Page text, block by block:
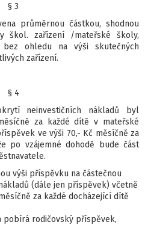
§ 3
průměrnou částkou, shodnou
škol. zařízení /mateřské školy,
ohledu na výši skutečných
zařízení.
§ 4
neinvestičních nákladů byl
za každé dítě v mateřské
ve výši 70,- Kč měsíčně za
po vzájemné dohodě bude část
výši příspěvku na částečnou
(dále jen příspěvek) včetně
za každé docházející dítě
pobírá rodičovský příspěvek,